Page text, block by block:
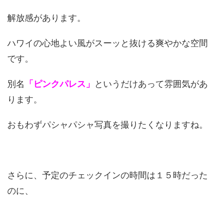
解放感があります。
ハワイの心地よい風がスーッと抜ける爽やかな空間
です。
別名 「ピンクパレス」
というだけあって雰囲気があ
ります。
おもわずパシャパシャ写真を撮りたくなりますね。
さらに、予定のチェックインの時間は１５時だった
のに、